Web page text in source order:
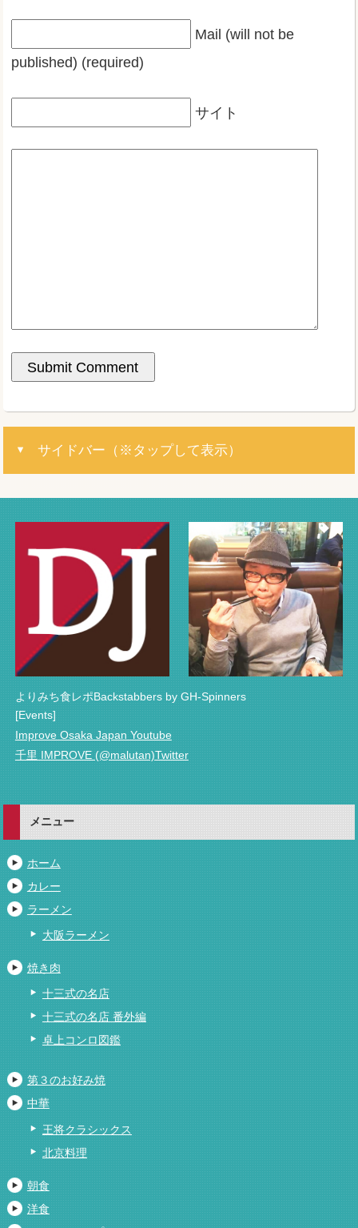
Mail (will not be
published) (required)
サイト
サイドバー（※タップして表示）
よりみち食レポBackstabbers by GH-Spinners
[Events]
Improve Osaka Japan Youtube
千里 IMPROVE (@malutan)Twitter
メニュー
ホーム
カレー
ラーメン
大阪ラーメン
焼き肉
十三式の名店
十三式の名店 番外編
卓上コンロ図鑑
第３のお好み焼
中華
王将クラシックス
北京料理
朝食
洋食